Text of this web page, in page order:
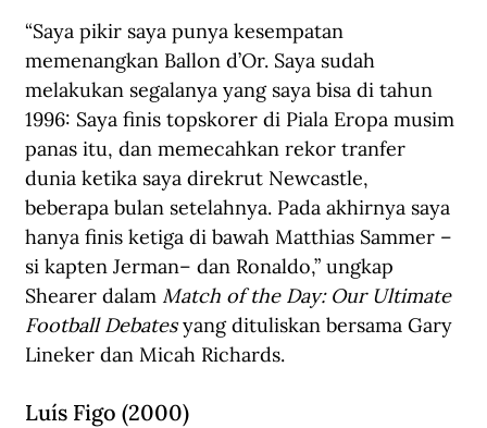
“Saya pikir saya punya kesempatan
memenangkan Ballon d’Or. Saya sudah
melakukan segalanya yang saya bisa di tahun
1996: Saya finis topskorer di Piala Eropa musim
panas itu, dan memecahkan rekor tranfer
dunia ketika saya direkrut Newcastle,
beberapa bulan setelahnya. Pada akhirnya saya
hanya finis ketiga di bawah Matthias Sammer –
si kapten Jerman– dan Ronaldo,” ungkap
Shearer dalam Match of the Day: Our Ultimate
Football Debates yang dituliskan bersama Gary
Lineker dan Micah Richards.
Luís Figo (2000)